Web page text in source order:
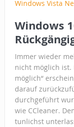
Windows Vista
Windows
Immer wieder
nicht möglich ist.
möglich“
darauf
durchgeführt
wie CCleaner.
tunlichst